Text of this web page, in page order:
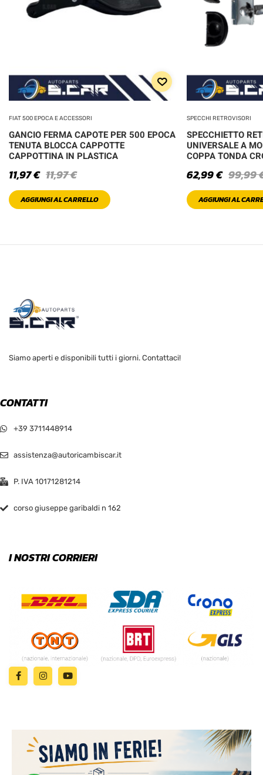
FIAT 500 EPOCA E ACCESSORI
GANCIO FERMA CAPOTE PER 500 EPOCA
TENUTA BLOCCA CAPPOTTE
CAPPOTTINA IN PLASTICA
11,97€
11,97€
AGGIUNGI AL CARRELLO
SPECCHI RETROVISORI
SPECCHIETTO
UNIVERSALE A
COPPA TONDA
99,99
62,99€
AGGIUNGI AL
Siamo aperti e disponibili tutti i giorni. Contattaci!
CONTATTI
+39 3711448914
assistenza@autoricambiscar.it
P. IVA 10171281214
corso giuseppe garibaldi n 162
I NOSTRI CORRIERI
© 2024 | MADE WITH ♥️ BY